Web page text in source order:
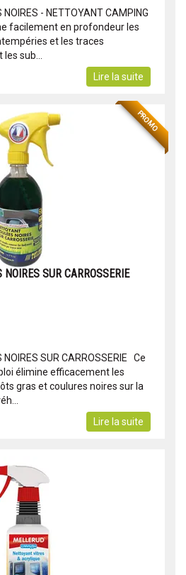
- NETTOYANT CAMPING
facilement en profondeur les
et les traces
sub...
Lire la suite
PROMO
SUR CARROSSERIE
SUR CARROSSERIE Ce
élimine efficacement les
gras et coulures noires sur la
Lire la suite